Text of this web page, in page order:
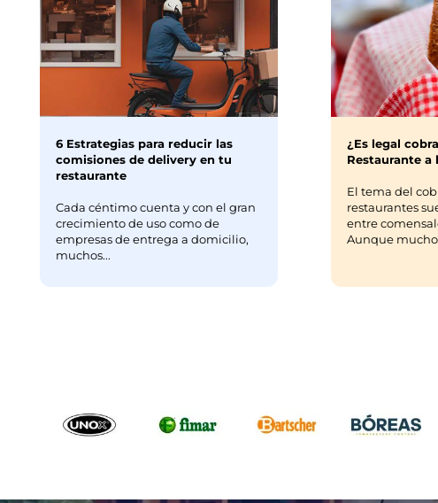
6 Estrategias para reducir las
comisiones de delivery en tu
restaurante
Cada céntimo cuenta y con el gran
crecimiento de uso como de
empresas de entrega a domicilio,
muchos...
¿Es legal
Restaurante a
El tema del
restaurantes
entre
Aunque